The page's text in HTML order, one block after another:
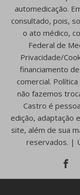
automedicação.
consultado, pois,
o ato médico,
Federal de
Privacidade/
financiamento
comercial.
não fazemos
Castro é
edição, adaptação
site, além de sua
reservados. |